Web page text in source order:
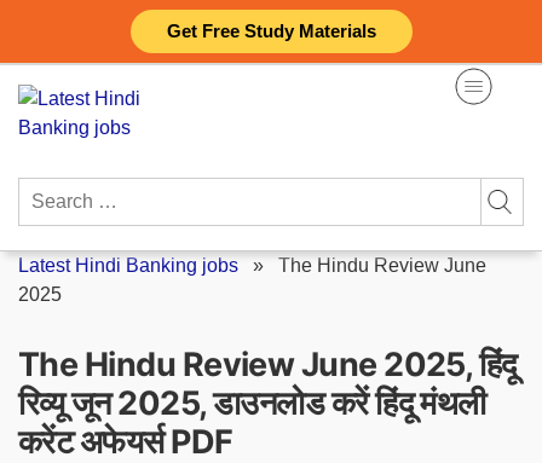
Get Free Study Materials
content
Search
Latest Hindi Banking jobs » The Hindu Review June
2025
The Hindu Review June 2025, हिंदू
रिव्यू जून 2025, डाउनलोड करें हिंदू मंथली
करेंट अफेयर्स PDF